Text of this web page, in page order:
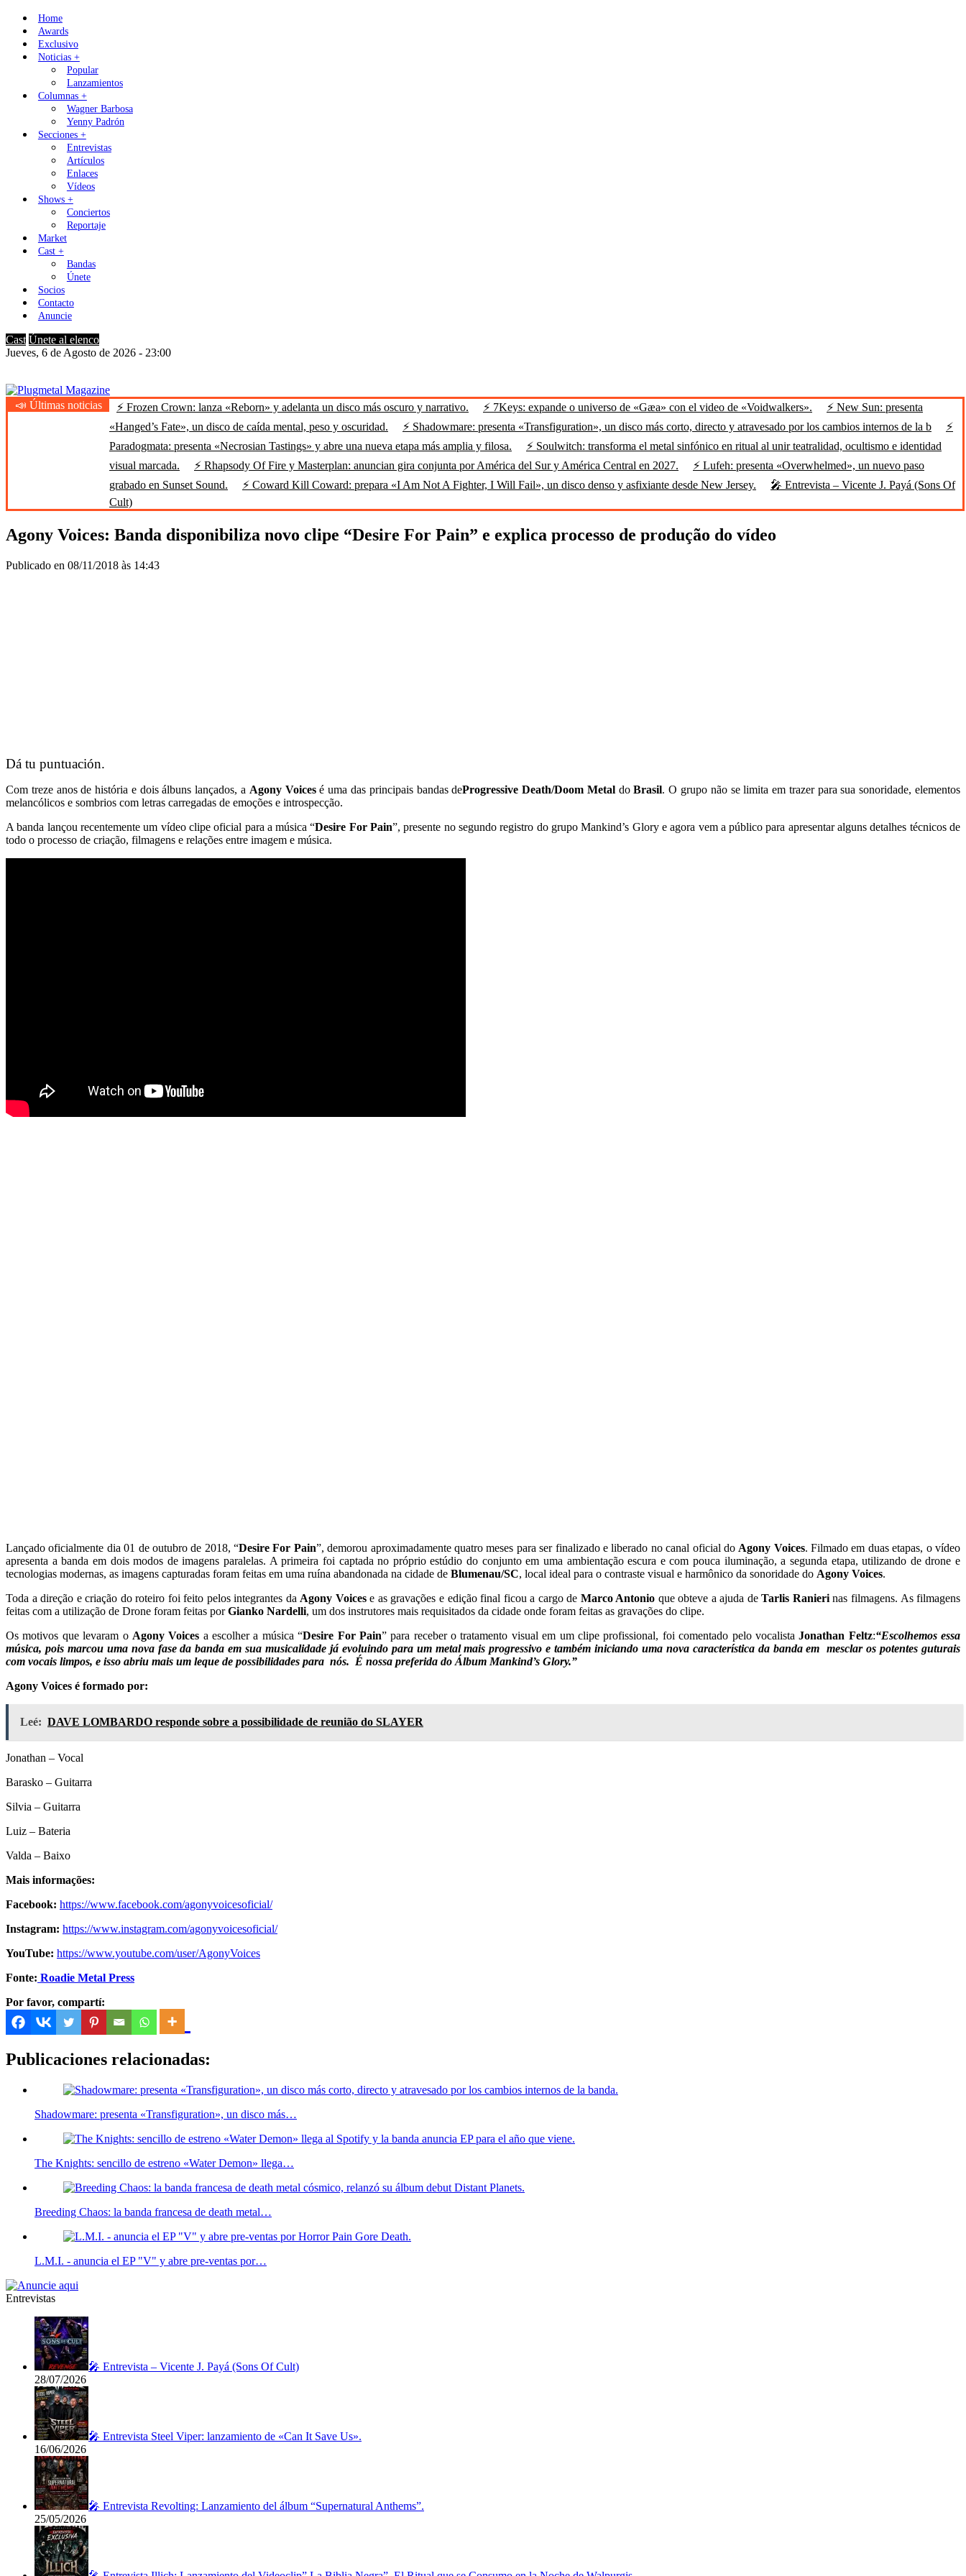
Skip
content
Home
Awards
Exclusivo
Noticias +
Popular
Lanzamientos
Columnas +
Wagner Barbosa
Yenny Padrón
Secciones +
Entrevistas
Artículos
Enlaces
Vídeos
Shows +
Conciertos
Reportaje
Market
Cast +
Bandas
Únete
Socios
Contacto
Anuncie
Cast Únete al elenco
Jueves, 6 de Agosto de 2026 - 23:00
Plugmetal Magazine
Heavy Metal is Life
📣 Últimas noticias ⚡ Frozen Crown: lanza «Reborn» y adelanta un disco más oscuro y narrativo. ⚡ 7Keys: expande o universo de «Gæa» con el video de «Voidwalkers».
⚡ New Sun: presenta
«Hanged’s Fate», un disco de caída mental, peso y oscuridad.
⚡ Shadowmare: presenta «Transfiguration», un disco más corto, directo y atravesado por los cambios internos de la b
⚡
Paradogmata: presenta «Necrosian Tastings» y abre una nueva etapa más amplia y filosa.
⚡ Soulwitch: transforma el metal sinfónico en ritual al unir teatralidad, ocultismo e identidad
visual marcada.
⚡ Rhapsody Of Fire y Masterplan: anuncian gira conjunta por América del Sur y América Central en 2027.
⚡ Lufeh: presenta «Overwhelmed», un nuevo paso
grabado en Sunset Sound.
⚡ Coward Kill Coward: prepara «I Am Not A Fighter, I Will Fail», un disco denso y asfixiante desde New Jersey.
🎤 Entrevista – Vicente J. Payá (Sons Of
Cult)
Agony Voices: Banda disponibiliza novo clipe “Desire For Pain” e explica processo de produção do vídeo
Publicado en 08/11/2018 às 14:43
Dá tu puntuación.
Com treze anos de história e dois álbuns lançados, a Agony Voicesé uma das principais bandas deProgressive Death/Doom MetaldoBrasil. O grupo não se limita em trazer para sua sonoridade, elementos
melancólicos e sombrios com letras carregadas de emoções e introspecção.
A banda lançou recentemente um vídeo clipe oficial para a música “Desire For Pain”, presente no segundo registro do grupo Mankind’s Glory e agora vem a público para apresentar alguns detalhes técnicos de
todo o processo de criação, filmagens e relações entre imagem e música.
Lançado oficialmente dia 01 de outubro de 2018, “Desire For Pain”, demorou aproximadamente quatro meses para ser finalizado e liberado no canal oficial do Agony Voices. Filmado em duas etapas, o vídeo
apresenta a banda em dois modos de imagens paralelas. A primeira foi captada no próprio estúdio do conjunto em uma ambientação escura e com pouca iluminação, a segunda etapa, utilizando de drone e
tecnologias modernas, as imagens capturadas foram feitas em uma ruína abandonada na cidade de Blumenau/SC, local ideal para o contraste visual e harmônico da sonoridade do Agony Voices.
Toda a direção e criação do roteiro foi feito pelos integrantes da Agony Voicese as gravações e edição final ficou a cargo de Marco Antonio que obteve a ajuda deTarlis Ranierinas filmagens. As filmagens
feitas com a utilização de Drone foram feitas porGianko Nardelli, um dos instrutores mais requisitados da cidade onde foram feitas as gravações do clipe.
Os motivos que levaram o Agony Voices a escolher a música “Desire For Pain” para receber o tratamento visual em um clipe profissional, foi comentado pelo vocalistaJonathan Feltz:“Escolhemos essa
música, pois marcou uma nova fase da banda em sua musicalidade já evoluindo para um metal mais progressivo e também iniciando uma nova característica da banda em mesclar os potentes guturais
com vocais limpos, e isso abriu mais um leque de possibilidades para nós. É nossa preferida do Álbum Mankind’s Glory.”
Agony Voices é formado por:
Leé: DAVE LOMBARDO responde sobre a possibilidade de reunião do SLAYER
Jonathan – Vocal
Barasko – Guitarra
Silvia – Guitarra
Luiz – Bateria
Valda – Baixo
Mais informações:
Facebook: https://www.facebook.com/agonyvoicesoficial/
Instagram: https://www.instagram.com/agonyvoicesoficial/
YouTube: https://www.youtube.com/user/AgonyVoices
Fonte: Roadie Metal Press
Por favor, compartí:
Publicaciones relacionadas:
Shadowmare: presenta «Transfiguration», un disco más…
The Knights: sencillo de estreno «Water Demon» llega…
Breeding Chaos: la banda francesa de death metal…
L.M.I. - anuncia el EP "V" y abre pre-ventas por…
Entrevistas
🎤 Entrevista – Vicente J. Payá (Sons Of Cult)
28/07/2026
🎤 Entrevista Steel Viper: lanzamiento de «Can It Save Us».
16/06/2026
🎤 Entrevista Revolting: Lanzamiento del álbum “Supernatural Anthems”.
25/05/2026